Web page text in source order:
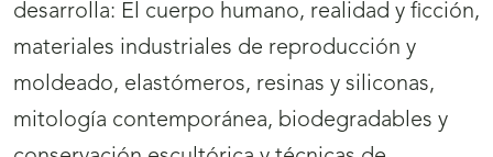
desarrolla: El cuerpo humano, realidad y ficción,
materiales industriales de reproducción y
moldeado, elastómeros, resinas y siliconas,
mitología contemporánea, biodegradables y